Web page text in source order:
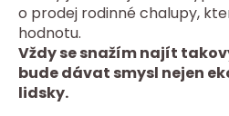
o prodej rodinné chalupy,
hodnotu.
Vždy se snažím najít
bude dávat smysl nejen
lidsky.